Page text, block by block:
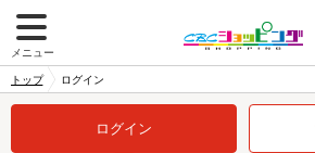
メニュー
トップ ログイン
ログイン